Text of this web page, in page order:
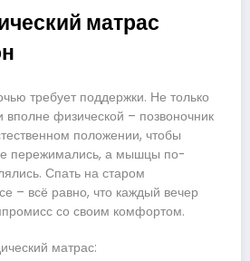
матрас
требует поддержки. Не только
вполне физической – позвоночник
положении, чтобы
пережимались, а мышцы по-
Спать на старом
– всё равно, что каждый вечер
со своим комфортом.
матрас: